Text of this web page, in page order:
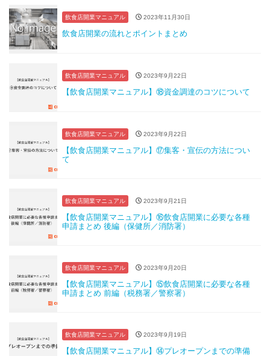
飲食店開業マニュアル 2023年11月30日
飲食店開業の流れとポイントまとめ
飲食店開業マニュアル 2023年9月22日
【飲食店開業マニュアル】⑱資金調達のコツについて
飲食店開業マニュアル 2023年9月22日
【飲食店開業マニュアル】⑰集客・宣伝の方法につい
て
飲食店開業マニュアル 2023年9月21日
【飲食店開業マニュアル】⑯飲食店開業に必要な各種
申請まとめ 後編（保健所／消防署）
飲食店開業マニュアル 2023年9月20日
【飲食店開業マニュアル】⑮飲食店開業に必要な各種
申請まとめ 前編（税務署／警察署）
飲食店開業マニュアル 2023年9月19日
【飲食店開業マニュアル】⑭プレオープンまでの準備